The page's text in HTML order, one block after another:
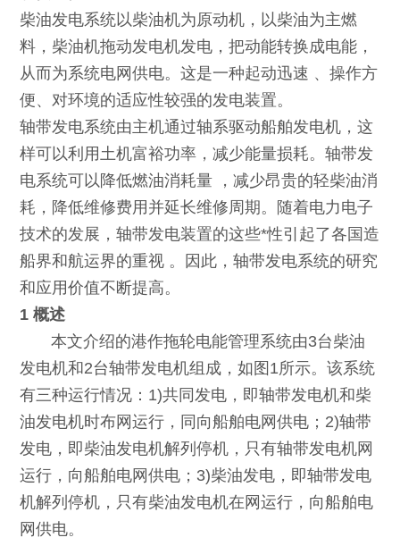
柴油发电系统以柴油机为原动机，以柴油为主燃
料，柴油机拖动发电机发电，把动能转换成电能，
从而为系统电网供电。这是一种起动迅速 、操作方
便、对环境的适应性较强的发电装置。
轴带发电系统由主机通过轴系驱动船舶发电机，这
样可以利用土机富裕功率，减少能量损耗。轴带发
电系统可以降低燃油消耗量 ，减少昂贵的轻柴油消
耗，降低维修费用并延长维修周期。随着电力电子
技术的发展，轴带发电装置的这些*性引起了各国造
船界和航运界的重视 。因此，轴带发电系统的研究
和应用价值不断提高。
1 概述
本文介绍的港作拖轮电能管理系统由3台柴油
发电机和2台轴带发电机组成，如图1所示。该系统
有三种运行情况：1)共同发电，即轴带发电机和柴
油发电机时布网运行，同向船舶电网供电；2)轴带
发电，即柴油发电机解列停机，只有轴带发电机网
运行，向船舶电网供电；3)柴油发电，即轴带发电
机解列停机，只有柴油发电机在网运行，向船舶电
网供电。